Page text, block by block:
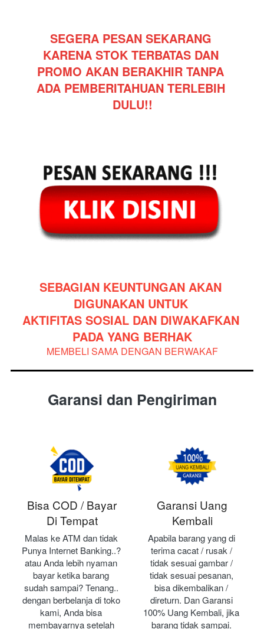
SEGERA PESAN SEKARANG
KARENA STOK TERBATAS DAN
PROMO AKAN BERAKHIR TANPA
ADA PEMBERITAHUAN TERLEBIH
DULU!!
SEBAGIAN KEUNTUNGAN AKAN
DIGUNAKAN UNTUK
AKTIFITAS SOSIAL DAN DIWAKAFKAN
PADA YANG BERHAK
MEMBELI SAMA DENGAN BERWAKAF
Garansi dan Pengiriman
Bisa COD / Bayar
Di Tempat
Malas ke ATM dan tidak
Punya Internet Banking..?
atau Anda lebih nyaman
bayar ketika barang
sudah sampai? Tenang..
dengan berbelanja di toko
kami, Anda bisa
membayarnya setelah
Garansi Uang
Kembali
Apabila barang yang di
terima cacat / rusak /
tidak sesuai gambar /
tidak sesuai pesanan,
bisa dikembalikan /
direturn. Dan Garansi
100% Uang Kembali, jika
barang tidak sampai.